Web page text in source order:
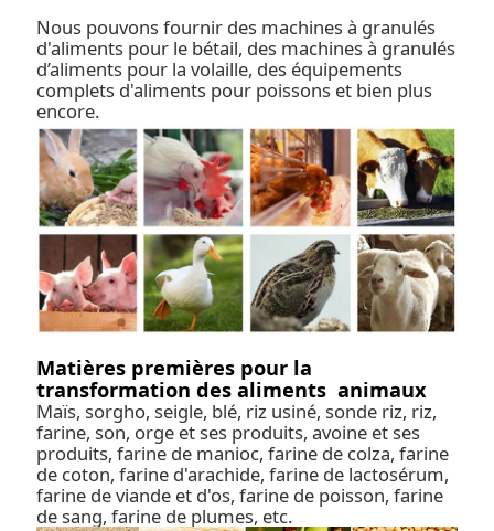
Nous pouvons fournir des machines à granulés
d'aliments pour le bétail, des machines à granulés
d’aliments pour la volaille, des équipements
complets d'aliments pour poissons et bien plus
encore.
Matières premières pour la
transformation des aliments animaux
Maïs, sorgho, seigle, blé, riz usiné, sonde riz, riz,
farine, son, orge et ses produits, avoine et ses
produits, farine de manioc, farine de colza, farine
de coton, farine d'arachide, farine de lactosérum,
farine de viande et d'os, farine de poisson, farine
de sang, farine de plumes, etc.